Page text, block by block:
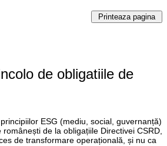
de obligatiile de
ESG (mediu, social, guvernanță)
de la obligațiile Directivei CSRD,
de transformare operațională, și nu ca